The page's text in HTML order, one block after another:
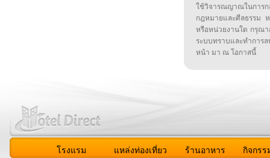
ใช้วิจารณญาณในกา
กฎหมายและศีลธรรม
หรือหน่วยงานใด กรุณา
ระบบทราบและทำกา
หน้า มา ณ โอกาสนี้
โรงแรม แหล่งท่องเที่ยว ร้านอาหาร กิจกรร